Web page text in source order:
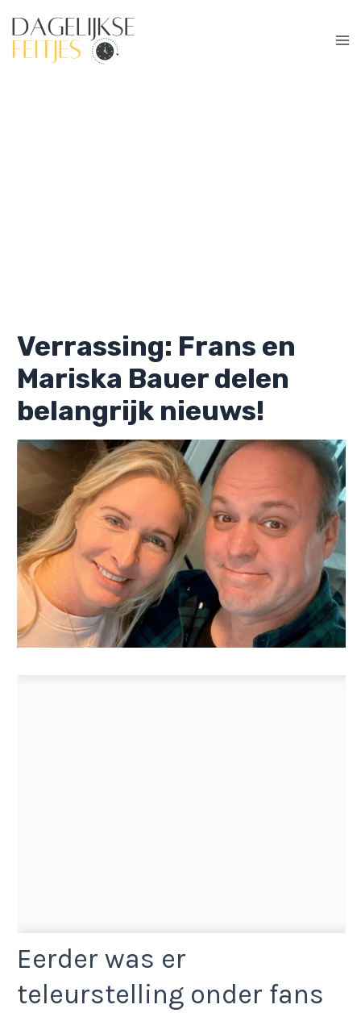
naar
Verrassing: Frans en
Mariska Bauer delen
belangrijk nieuws!
Eerder was er
teleurstelling onder fans